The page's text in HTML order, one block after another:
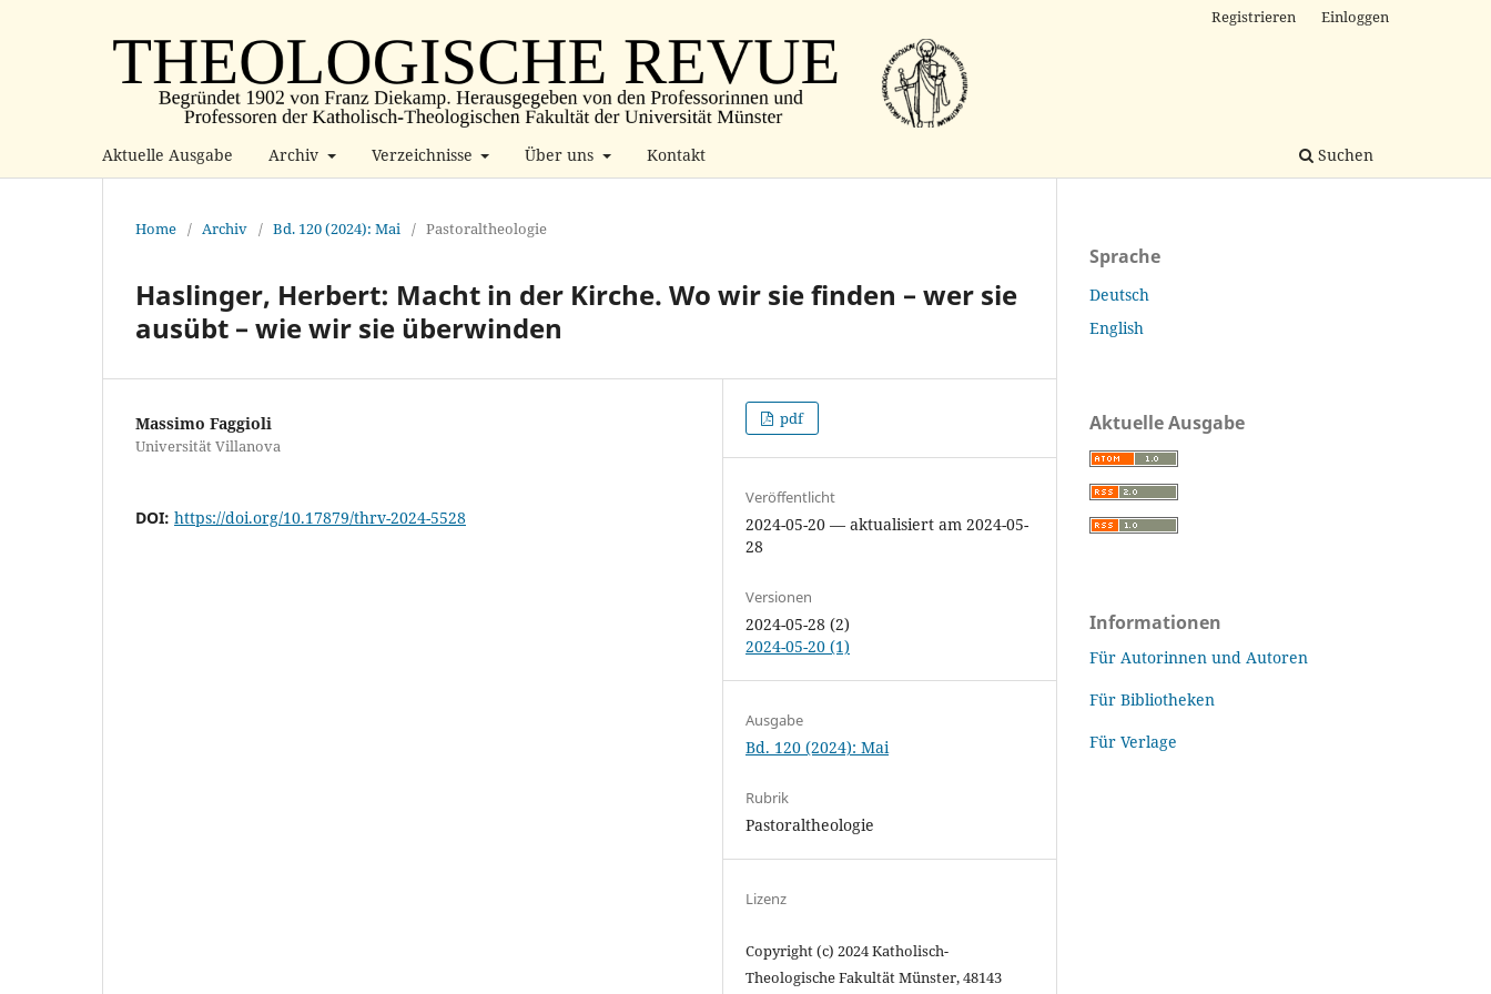
Aktuelle Ausgabe Archiv Verzeichnisse Über uns Kontakt Suchen
Registrieren Einloggen
Home / Archiv / Bd. 120 (2024): Mai / Pastoraltheologie
Haslinger, Herbert: Macht in der Kirche. Wo wir sie finden – wer sie
ausübt – wie wir sie überwinden
Massimo Faggioli
Universität Villanova
DOI: https://doi.org/10.17879/thrv-2024-5528
pdf
Veröffentlicht
2024-05-20 — aktualisiert am 2024-05-
28
Versionen
2024-05-28 (2)
2024-05-20 (1)
Ausgabe
Bd. 120 (2024): Mai
Rubrik
Pastoraltheologie
Lizenz
Copyright (c) 2024 Katholisch-
Theologische Fakultät Münster, 48143
Sprache
Deutsch
English
Aktuelle Ausgabe
Informationen
Für Autorinnen und Autoren
Für Bibliotheken
Für Verlage